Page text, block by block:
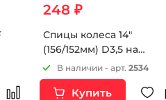
248 ₽
Спицы колеса 14"
(156/152мм) D3,5 на
питбайк 6шт
В наличии - арт. 2534
Купить